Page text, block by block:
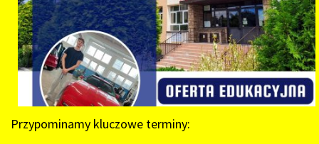
Przypominamy kluczowe terminy: